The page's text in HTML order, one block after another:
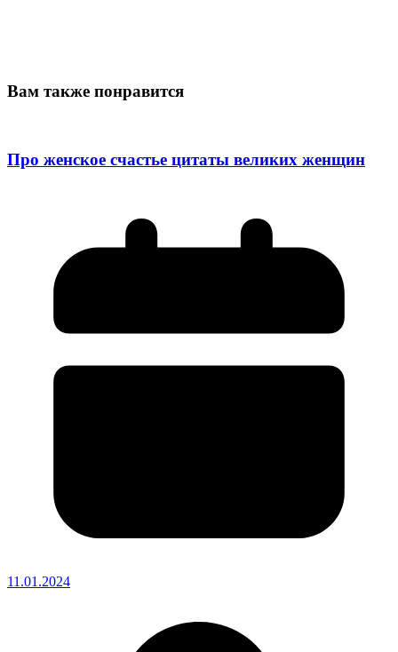
Вам также понравится
Про женское счастье цитаты великих женщин
11.01.2024